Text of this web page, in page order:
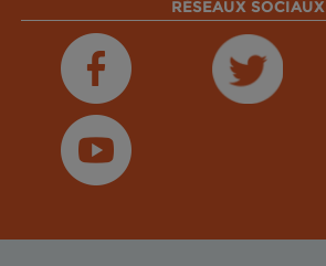
RÉSEAUX SOCIAUX